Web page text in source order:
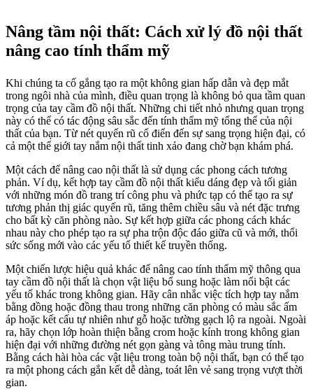
Nâng tầm nội thất: Cách xử lý đồ nội thất
nâng cao tính thẩm mỹ
Khi chúng ta cố gắng tạo ra một không gian hấp dẫn và đẹp mắt
trong ngôi nhà của mình, điều quan trọng là không bỏ qua tầm quan
trọng của tay cầm đồ nội thất. Những chi tiết nhỏ nhưng quan trọng
này có thể có tác động sâu sắc đến tính thẩm mỹ tổng thể của nội
thất của bạn. Từ nét quyến rũ cổ điển đến sự sang trọng hiện đại, có
cả một thế giới tay nắm nội thất tinh xảo đang chờ bạn khám phá.
Một cách để nâng cao nội thất là sử dụng các phong cách tương
phản. Ví dụ, kết hợp tay cầm đồ nội thất kiểu dáng đẹp và tối giản
với những món đồ trang trí công phu và phức tạp có thể tạo ra sự
tương phản thị giác quyến rũ, tăng thêm chiều sâu và nét đặc trưng
cho bất kỳ căn phòng nào. Sự kết hợp giữa các phong cách khác
nhau này cho phép tạo ra sự pha trộn độc đáo giữa cũ và mới, thổi
sức sống mới vào các yếu tố thiết kế truyền thống.
Một chiến lược hiệu quả khác để nâng cao tính thẩm mỹ thông qua
tay cầm đồ nội thất là chọn vật liệu bổ sung hoặc làm nổi bật các
yếu tố khác trong không gian. Hãy cân nhắc việc tích hợp tay nắm
bằng đồng hoặc đồng thau trong những căn phòng có màu sắc ấm
áp hoặc kết cấu tự nhiên như gỗ hoặc tường gạch lộ ra ngoài. Ngoài
ra, hãy chọn lớp hoàn thiện bằng crom hoặc kính trong không gian
hiện đại với những đường nét gọn gàng và tông màu trung tính.
Bằng cách hài hòa các vật liệu trong toàn bộ nội thất, bạn có thể tạo
ra một phong cách gắn kết dễ dàng, toát lên vẻ sang trọng vượt thời
gian.